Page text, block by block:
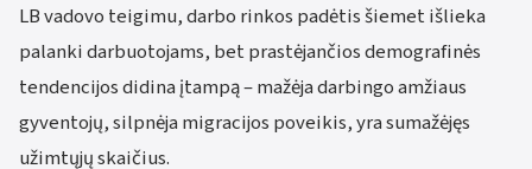
LB vadovo teigimu, darbo rinkos padėtis šiemet išlieka
palanki darbuotojams, bet prastėjančios demografinės
tendencijos didina įtampą – mažėja darbingo amžiaus
gyventojų, silpnėja migracijos poveikis, yra sumažėjęs
užimtųjų skaičius.